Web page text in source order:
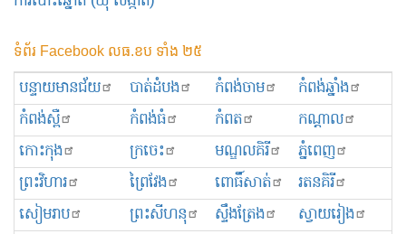
ទំព័រ Facebook លធ.ខប ទាំង ២៥
បន្ទាយមានជ័យ បាត់ដំបង កំពង់ចាម
កំពង់ឆ្នាំង
កំពង់ស្ពឺ
កំពង់ធំ កំពត
កណ្ដាល
កោះកុង
ក្រចេះ មណ្ឌលគិរី
ភ្នំពេញ
ព្រះ​វិហារ
ព្រៃវែង ពោធិ៍សាត់
រតនគិរី
សៀមរាប
ព្រះសីហនុ ស្ទឹងត្រែង
ស្វាយរៀង